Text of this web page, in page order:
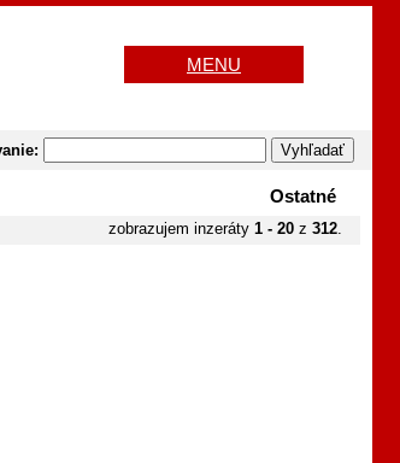
MENU
Ostatné
zobrazujem inzeráty 1 - 20z 312.